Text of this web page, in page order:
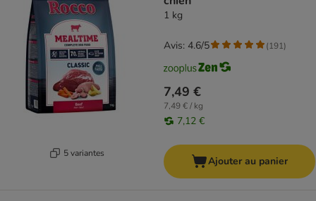
5 variantes
1 kg
7,49 €
7,49 € / kg
7,12 €
Avis: 4.6/5 (191)
Ajouter au panier